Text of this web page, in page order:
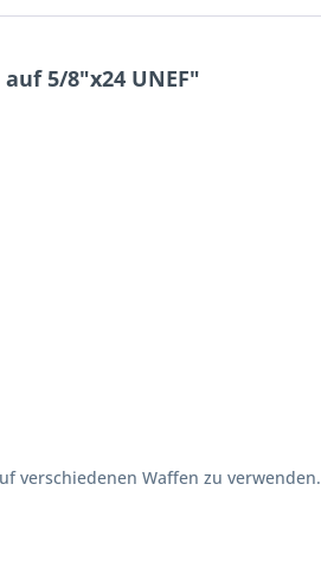
5/8"x24 UNEF"
verschiedenen Waffen zu verwenden.